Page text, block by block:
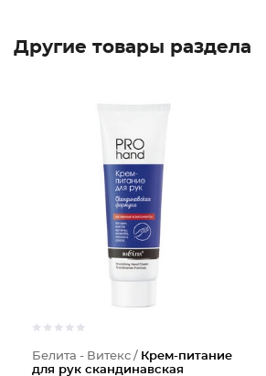
Другие товары раздела
Белита - Витекс / Крем-питание
для рук скандинавская